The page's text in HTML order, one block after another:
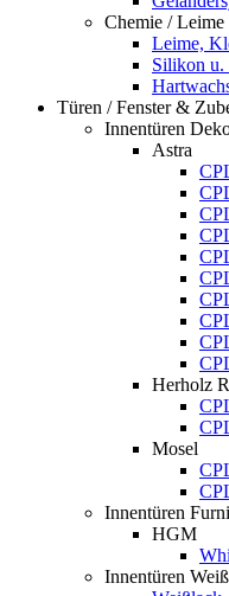
Chemie / Leime
Leime,
Silikon u.
Türen / Fenster &
Innentüren
Astra
Herholz
Mosel
Innentüren
HGM
Innentüren